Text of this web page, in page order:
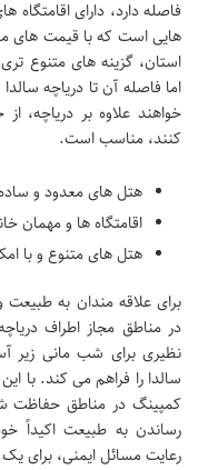
فاصله دارد، دارای
هایی است که با قیمت های
استان، گزینه های متنوع
اما فاصله آن تا دریاچه
خواهند علاوه بر دریاچه،
کنند، مناسب است.
هتل های معدود و ساده
اقامتگاه ها و مهمان
هتل های متنوع و با
برای علاقه مندان به طبیعت
در مناطق مجاز اطراف
نظیری برای شب مانی زیر
سالدا را فراهم می کند. با
کمپینگ در مناطق حفاظت
رساندن به طبیعت اکیداً
رعایت مسائل ایمنی،